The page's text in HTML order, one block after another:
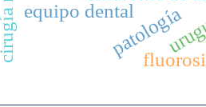
equipo dentalpatología